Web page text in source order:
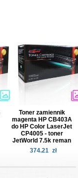
Toner zamiennik
magenta HP CB403A
do HP Color LaserJet
CP4005 - toner
JetWorld 7.5k reman
374.21 zł